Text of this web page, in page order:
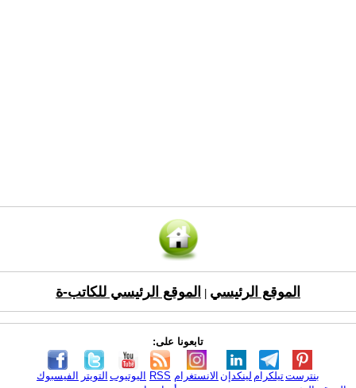
الموقع الرئيسي الموقع الرئيسي للكاتب-ة
تابعونا على:
الفيسبوك التويتر اليوتيوب RSS الانستغرام لينكدإن تيلكرامبنترست